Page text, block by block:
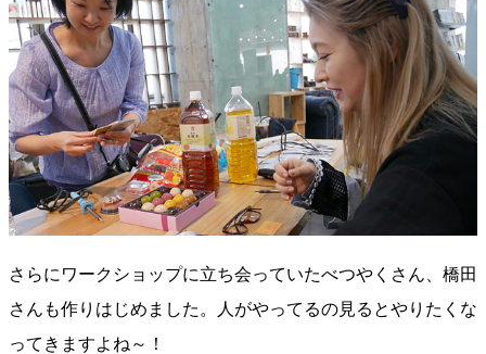
さらにワークショップに立ち会っていたべつやくさん、橋田
さんも作りはじめました。人がやってるの見るとやりたくな
ってきますよね～！